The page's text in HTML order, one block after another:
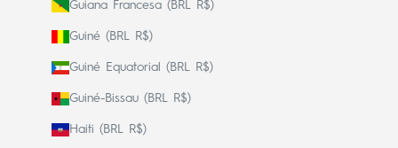
Guiana Francesa (BRL R$)
Guiné (BRL R$)
Guiné Equatorial (BRL R$)
Guiné-Bissau (BRL R$)
Haiti (BRL R$)